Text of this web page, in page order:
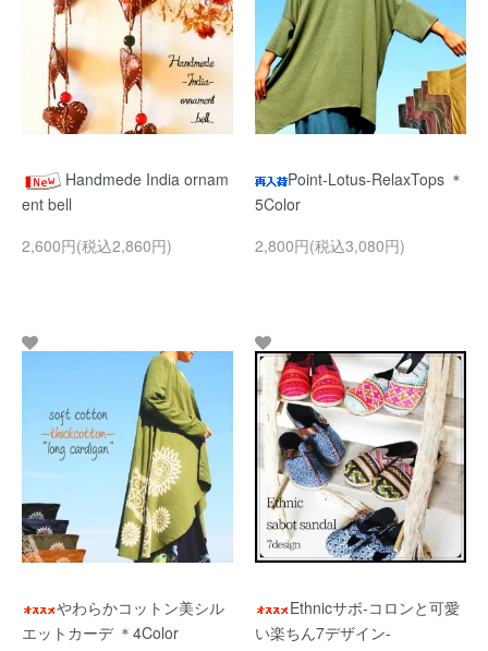
Handmede India ornam
ent bell
2,600円(税込2,860円)
Point-Lotus-RelaxTops ＊
5Color
2,800円(税込3,080円)
やわらかコットン美シル
エットカーデ ＊4Color
Ethnicサボ-コロンと可愛
い楽ちん7デザイン-